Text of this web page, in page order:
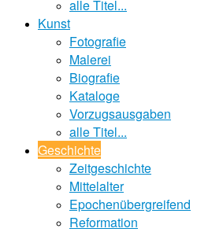
alle Titel...
Kunst
Fotografie
Malerei
Biografie
Kataloge
Vorzugsausgaben
alle Titel...
Geschichte
Zeitgeschichte
Mittelalter
Epochenübergreifend
Reformation